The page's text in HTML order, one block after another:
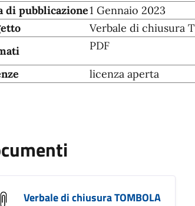
di pubblicazione1 Gennaio 2023
Verbale di chiusura
PDF
licenza aperta
Verbale di chiusura TOMBOLA